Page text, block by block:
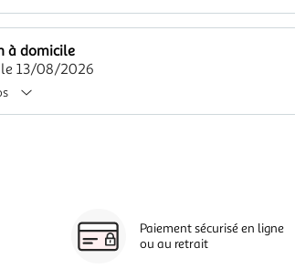
à domicile
13/08/2026
Paiement sécurisé en ligne
ou au retrait